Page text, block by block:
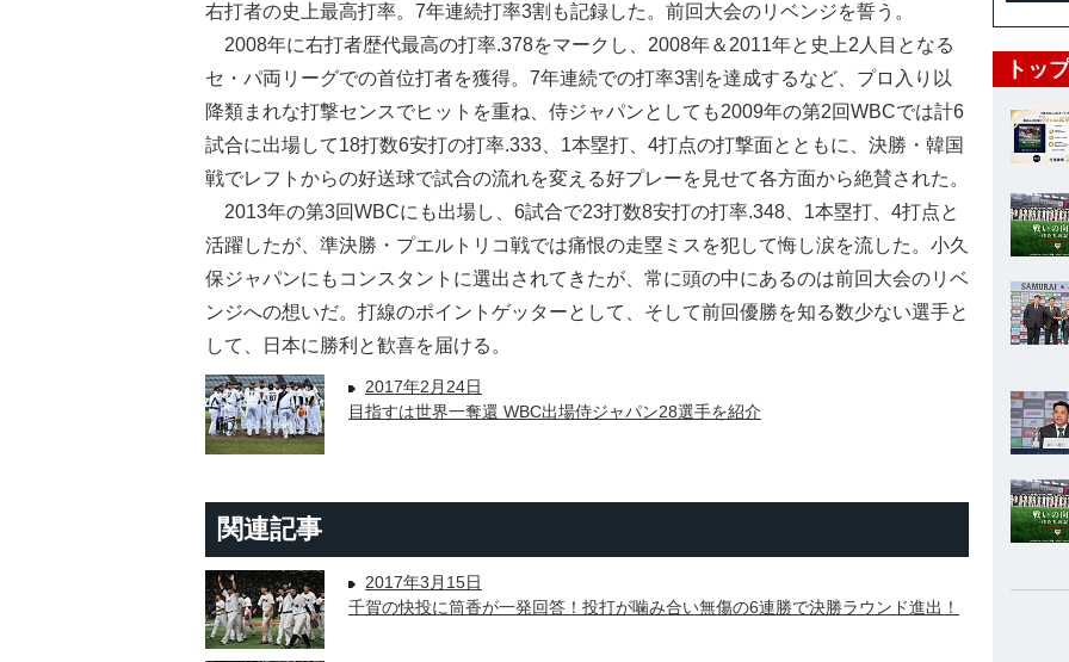
右打者の史上最高打率。7年連続打率3割も記録した。前回大会のリベンジを誓う。
2008年に右打者歴代最高の打率.378をマークし、2008年＆2011年と史上2人目となる
セ・パ両リーグでの首位打者を獲得。7年連続での打率3割を達成するなど、プロ入り以
降類まれな打撃センスでヒットを重ね、侍ジャパンとしても2009年の第2回WBCでは計6
試合に出場して18打数6安打の打率.333、1本塁打、4打点の打撃面とともに、決勝・韓国
戦でレフトからの好送球で試合の流れを変える好プレーを見せて各方面から絶賛された。
2013年の第3回WBCにも出場し、6試合で23打数8安打の打率.348、1本塁打、4打点と
活躍したが、準決勝・プエルトリコ戦では痛恨の走塁ミスを犯して悔し涙を流した。小久
保ジャパンにもコンスタントに選出されてきたが、常に頭の中にあるのは前回大会のリベ
ンジへの想いだ。打線のポイントゲッターとして、そして前回優勝を知る数少ない選手と
して、日本に勝利と歓喜を届ける。
2017年2月24日
目指すは世界一奪還 WBC出場侍ジャパン28選手を紹介
関連記事
2017年3月15日
千賀の快投に筒香が一発回答！投打が噛み合い無傷の6連勝で決勝ラウンド進出！
トッ